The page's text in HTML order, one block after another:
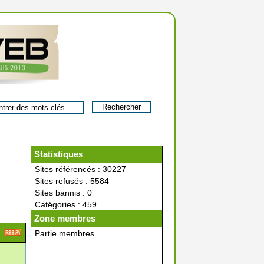
Statistiques
Sites référencés : 30227
Sites refusés : 5584
Sites bannis : 0
Catégories : 459
Zone membres
Partie membres